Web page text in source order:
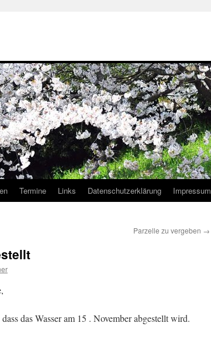
Termine Links Datenschutzerklärung Impressum
Parzelle zu vergeben →
das Wasser am 15 . November abgestellt wird.